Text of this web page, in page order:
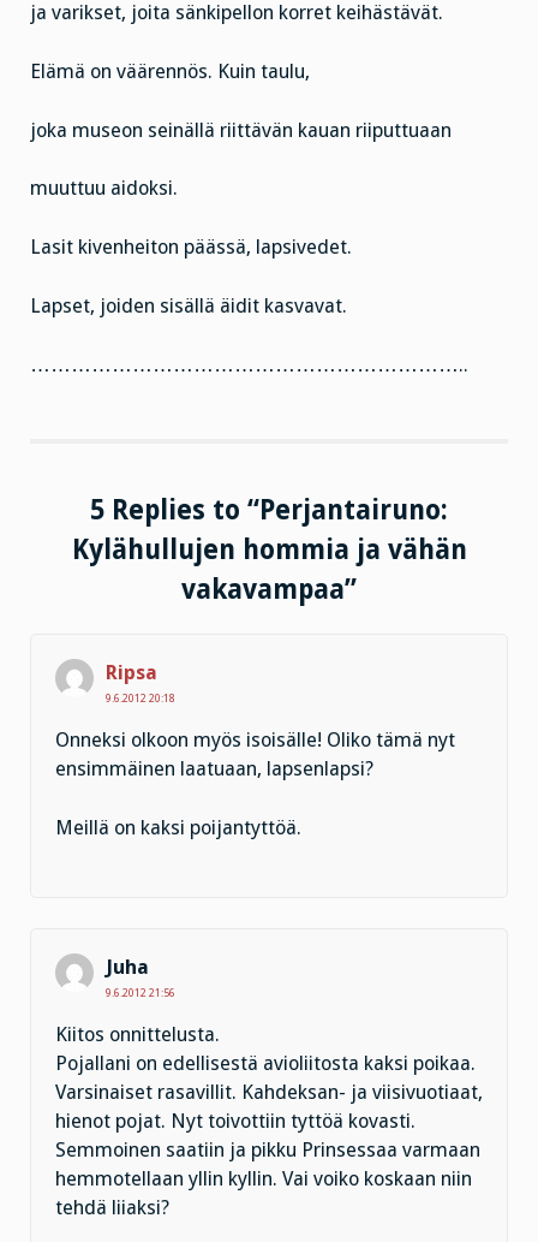
ja varikset, joita sänkipellon korret keihästävät.
Elämä on väärennös. Kuin taulu,
joka museon seinällä riittävän kauan riiputtuaan
muuttuu aidoksi.
Lasit kivenheiton päässä, lapsivedet.
Lapset, joiden sisällä äidit kasvavat.
………………………………………………………..
5 Replies to “Perjantairuno:
Kylähullujen hommia ja vähän
vakavampaa”
Ripsa
9.6.2012 20:18
Onneksi olkoon myös isoisälle! Oliko tämä nyt
ensimmäinen laatuaan, lapsenlapsi?
Meillä on kaksi poijantyttöä.
Juha
9.6.2012 21:56
Kiitos onnittelusta.
Pojallani on edellisestä avioliitosta kaksi poikaa.
Varsinaiset rasavillit. Kahdeksan- ja viisivuotiaat,
hienot pojat. Nyt toivottiin tyttöä kovasti.
Semmoinen saatiin ja pikku Prinsessaa varmaan
hemmotellaan yllin kyllin. Vai voiko koskaan niin
tehdä liiaksi?